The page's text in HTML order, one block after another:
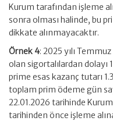
Kurum tarafından işleme
sonra olması halinde, bu
dikkate alınmayacaktır.
Örnek 4: 2025 yılı
olan sigortalılardan dolayı
prime esas kazanç tutarı
toplam prim ödeme gün
22.01.2026 tarihinde
tarihinden önce işleme